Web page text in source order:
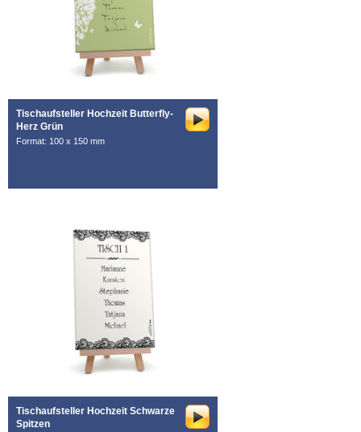
Tischaufsteller Hochzeit Butterfly-
Herz Grün
Format: 100 x 150 mm
Tischaufsteller Hochzeit Schwarze
Spitzen